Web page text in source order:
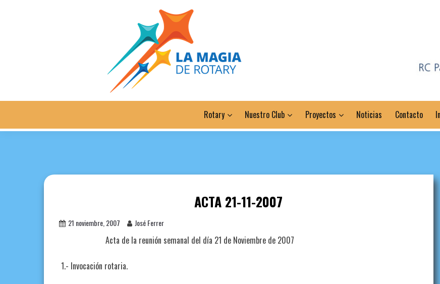
Rotary Nuestro Club Proyectos Noticias Contacto
ACTA 21-11-2007
21 noviembre, 2007 José Ferrer
Acta de la reunión semanal del día 21 de Noviembre de 2007
1.- Invocación rotaria.